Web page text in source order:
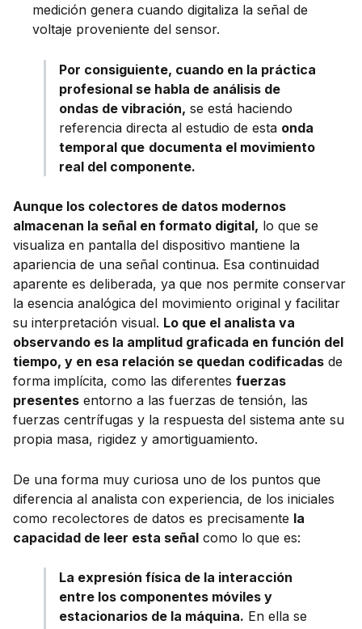
medición genera cuando digitaliza la señal de
voltaje proveniente del sensor.
Por consiguiente, cuando en la práctica
profesional se habla de análisis de
ondas de vibración, se está haciendo
referencia directa al estudio de esta onda
temporal que documenta el movimiento
real del componente.
Aunque los colectores de datos modernos
almacenan la señal en formato digital, lo que se
visualiza en pantalla del dispositivo mantiene la
apariencia de una señal continua. Esa continuidad
aparente es deliberada, ya que nos permite conservar
la esencia analógica del movimiento original y facilitar
su interpretación visual. Lo que el analista va
observando es la amplitud graficada en función del
tiempo, y en esa relación se quedan codificadas de
forma implícita, como las diferentes fuerzas
presentes entorno a las fuerzas de tensión, las
fuerzas centrífugas y la respuesta del sistema ante su
propia masa, rigidez y amortiguamiento.
De una forma muy curiosa uno de los puntos que
diferencia al analista con experiencia, de los iniciales
como recolectores de datos es precisamente la
capacidad de leer esta señal como lo que es:
La expresión física de la interacción
entre los componentes móviles y
estacionarios de la máquina. En ella se